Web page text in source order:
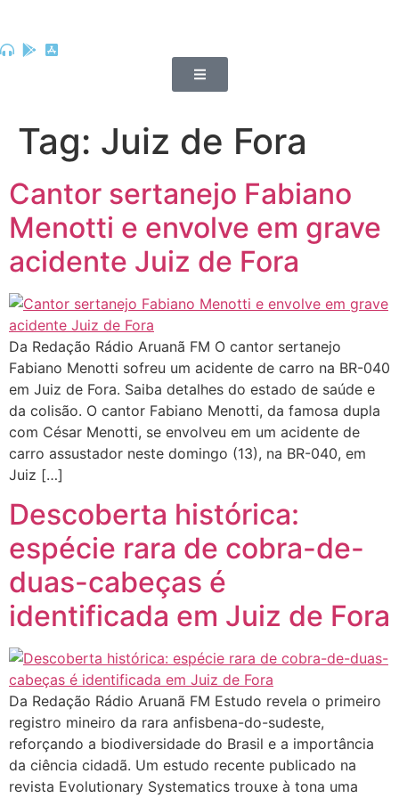
Tag: Juiz de Fora
Cantor sertanejo Fabiano
Menotti e envolve em grave
acidente Juiz de Fora
Da Redação Rádio Aruanã FM O cantor sertanejo
Fabiano Menotti sofreu um acidente de carro na BR-040
em Juiz de Fora. Saiba detalhes do estado de saúde e
da colisão. O cantor Fabiano Menotti, da famosa dupla
com César Menotti, se envolveu em um acidente de
carro assustador neste domingo (13), na BR-040, em
Juiz […]
Descoberta histórica:
espécie rara de cobra-de-
duas-cabeças é
identificada em Juiz de Fora
Da Redação Rádio Aruanã FM Estudo revela o primeiro
registro mineiro da rara anfisbena-do-sudeste,
reforçando a biodiversidade do Brasil e a importância
da ciência cidadã. Um estudo recente publicado na
revista Evolutionary Systematics trouxe à tona uma